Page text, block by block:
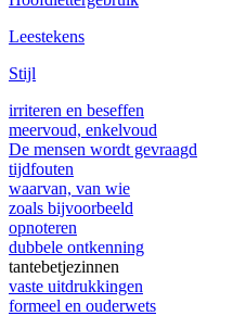
Leestekens
Stijl
irriteren en beseffen
meervoud, enkelvoud
De mensen wordt gevraagd
tijdfouten
waarvan, van wie
zoals bijvoorbeeld
opnoteren
dubbele ontkenning
tantebetjezinnen
vaste uitdrukkingen
formeel en ouderwets